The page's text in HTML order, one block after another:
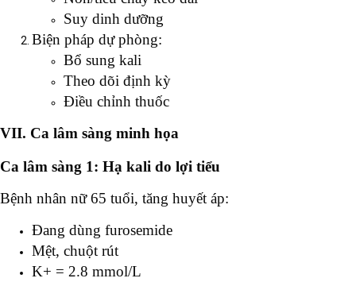
Suy dinh dưỡng
Biện pháp dự phòng:
Bổ sung kali
Theo dõi định kỳ
Điều chỉnh thuốc
VII. Ca lâm sàng minh họa
Ca lâm sàng 1: Hạ kali do lợi tiểu
Bệnh nhân nữ 65 tuổi, tăng huyết áp:
Đang dùng furosemide
Mệt, chuột rút
K+ = 2.8 mmol/L